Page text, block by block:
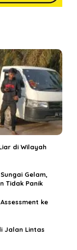
di Wilayah
Gelam,
Tidak Panik
ke
Jalan Lintas